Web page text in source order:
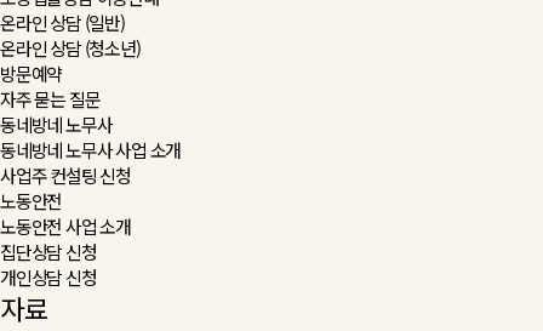
온라인 상담 (일반)
온라인 상담 (청소년)
방문예약
자주 묻는 질문
동네방네 노무사
동네방네 노무사 사업 소개
사업주 컨설팅 신청
노동안전
노동안전 사업 소개
집단상담 신청
개인상담 신청
자료